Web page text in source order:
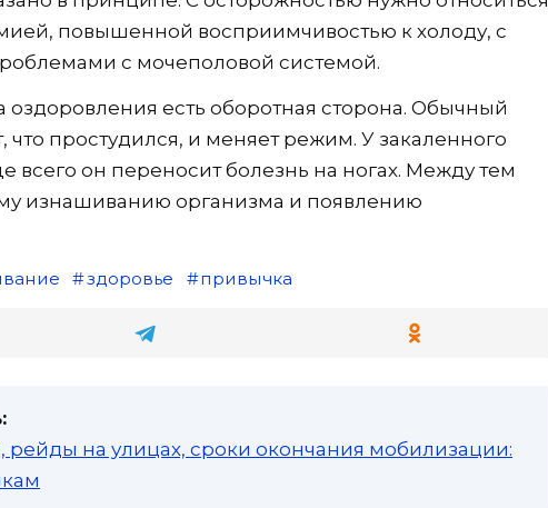
повышенной восприимчивостью к холоду, с
с мочеполовой системой.
оздоровления есть оборотная сторона. Обычный
что простудился, и меняет режим. У закаленного
он переносит болезнь на ногах. Между тем
изнашиванию организма и появлению
здоровье привычка
рейды на улицах, сроки окончания мобилизации: